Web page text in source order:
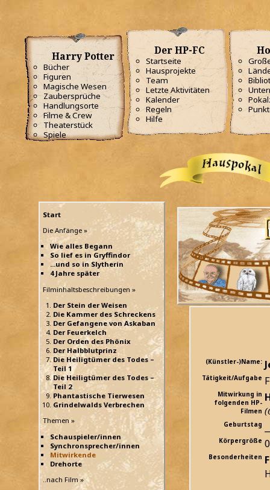
Harry Potter
Bücher
Figuren
Magische Wesen
Zaubersprüche
Handlungsorte
Filme & Crew
Theaterstück
Spiele
Der HP-FC
Startseite
Hausprojekte
Team
Letzte Aktivitäten
Kalender
Regeln
Hilfe
Start
Die Anfänge »
Wie alles Begann
So lief es in Gryffindor
...und so in Slytherin
4 Jahre später
Filminhaltsbeschreibungen »
Der Stein der Weisen
Die Kammer des Schreckens
Der Gefangene von Askaban
Der Feuerkelch
Der Orden des Phönix
Der Halbblutprinz
Die Heiligtümer des Todes –
Teil 1
Die Heiligtümer des Todes –
Teil 2
Phantastische Tierwesen
Grindelwalds Verbrechen
Themen »
Schauspieler/innen
Synchronsprecher/innen
Mitwirkende
Drehorte
..nach Film »
(Künstler-)Name:
Tätigkeit/Aufgabe
Mitwirkung in
folgenden HP-
Filmen
Geburtstag
Körpergröße
Besonderheiten